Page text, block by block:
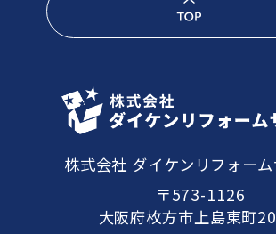
株式会社 ダイケンリフォー
〒573-1126
大阪府枚方市上島東町